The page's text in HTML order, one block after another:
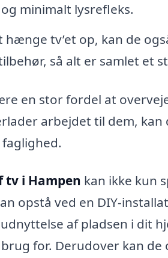
minimalt lysrefleks.
hænge tv’et op, kan de
så alt er samlet et
en stor fordel at
arbejdet til dem,
i Hampen kan ikke kun
opstå ved en DIY-
af pladsen i dit
for. Derudover kan